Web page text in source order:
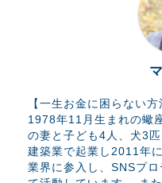
【一生お金に困らない
1978年11月生まれの蠍
の妻と子ども4人、犬3
建築業で起業し2011年
業界に参入し、SNSプ